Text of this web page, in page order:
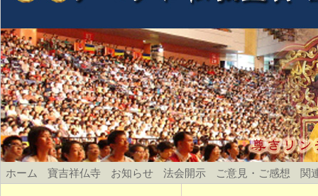
ホーム 寶吉祥仏寺 お知らせ 法会開示 ご意見・ご感想 関